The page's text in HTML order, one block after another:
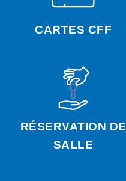
CARTES CFF
RÉSERVATION DE
SALLE